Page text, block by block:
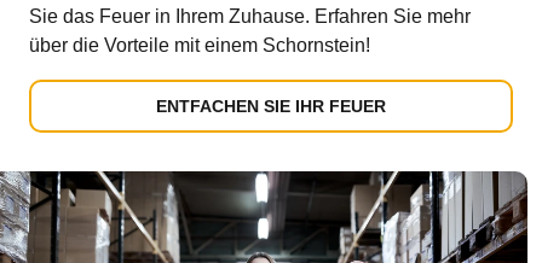
Sie das Feuer in Ihrem Zuhause. Erfahren Sie mehr
über die Vorteile mit einem Schornstein!
ENTFACHEN SIE IHR FEUER